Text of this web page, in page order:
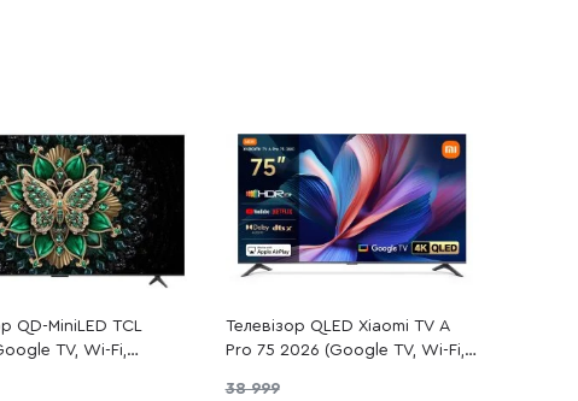
QD-MiniLED TCL
TV, Wi-Fi,
Телевізор QLED Xiaomi TV A
Pro 75 2026 (Google TV, Wi-Fi,
38 999